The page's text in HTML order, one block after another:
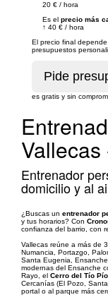
20 € / hora
Es el precio más
↑ 40 € / hora
El precio final
presupuestos
es gratis y sin
Entrenador
domicilio y al
¿Buscas un entrenador
y tus horarios? Con
confianza del barrio, con
Vallecas reúne a más de
Numancia, Portazgo,
Santa Eugenia,
modernas del Ensanche
Rayo, el Cerro del Tío Pío
Cercanías (El Pozo,
portal o al parque más